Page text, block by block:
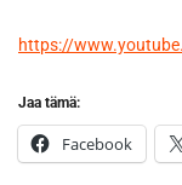
https://
Jaa tämä:
Facebook